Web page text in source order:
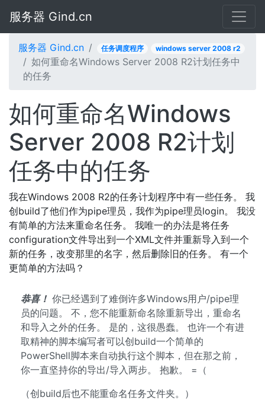
服务器 Gind.cn
服务器 Gind.cn 任务调度程序 windows server 2008 r2
如何重命名Windows Server 2008 R2计划任务中
的任务
如何重命名Windows
Server 2008 R2计划
任务中的任务
我在Windows 2008 R2的任务计划程序中有一些任务。 我
创build了他们作为pipe理员，我作为pipe理员login。 我没
有简单的方法来重命名任务。 我唯一的办法是将任务
configuration文件导出到一个XML文件并重新导入到一个
新的任务，改变那里的名字，然后删除旧的任务。 有一个
更简单的方法吗？
恭喜！ 你已经遇到了难倒许多Windows用户/pipe理
员的问题。 不，您不能重新命名除重新导出，重命名
和导入之外的任务。 是的，这很愚蠢。 也许一个有进
取精神的脚本编写者可以创build一个简单的
PowerShell脚本来自动执行这个脚本，但在那之前，
你一直坚持你的导出/导入两步。 抱歉。 =（
（创build后也不能重命名任务文件夹。）